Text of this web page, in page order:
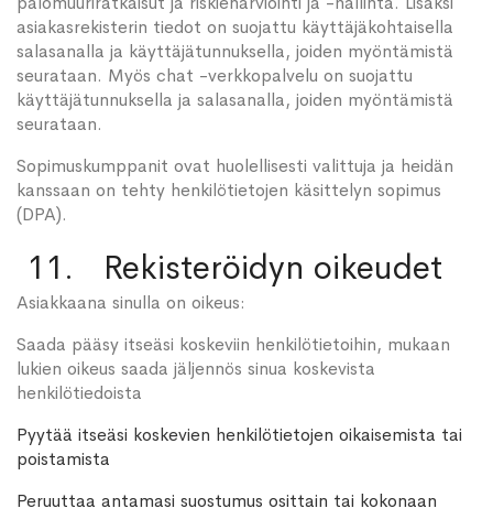
asiakasrekisterin tiedot on suojattu käyttäjäkohtaisella
salasanalla ja käyttäjätunnuksella, joiden myöntämistä
seurataan. Myös chat -verkkopalvelu on suojattu
käyttäjätunnuksella ja salasanalla, joiden myöntämistä
seurataan.
Sopimuskumppanit ovat huolellisesti valittuja ja heidän
kanssaan on tehty henkilötietojen käsittelyn sopimus
(DPA).
11. Rekisteröidyn oikeudet
Asiakkaana sinulla on oikeus:
Saada pääsy itseäsi koskeviin henkilötietoihin, mukaan
lukien oikeus saada jäljennös sinua koskevista
henkilötiedoista
Pyytää itseäsi koskevien henkilötietojen oikaisemista tai
poistamista
Peruuttaa antamasi suostumus osittain tai kokonaan